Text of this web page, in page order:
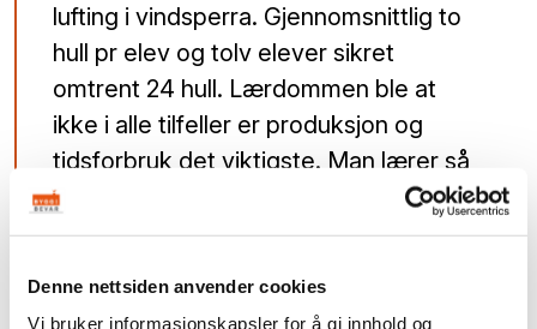
Denne nettsiden anvender cookies
Vi bruker informasjonskapsler for å gi innhold og
lufting i vindsperra. Gjennomsnittlig to
hull pr elev og tolv elever sikret
omtrent 24 hull. Lærdommen ble at
ikke i alle tilfeller er produksjon og
tidsforbruk det viktigste. Man lærer så
lenge man har elever.:)
Mange tradisjonshåndverkere i stafetten synes det er